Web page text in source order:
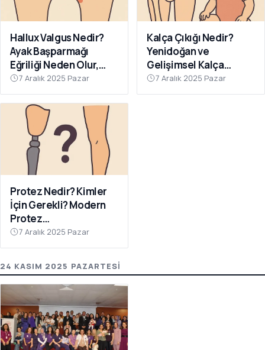
Hallux Valgus Nedir?
Ayak Başparmağı
Eğriliği Neden Olur,
Nasıl Önlenir?
7 Aralık 2025 Pazar
Kalça Çıkığı Nedir?
Yenidoğan ve
Gelişimsel Kalça
Çıkığında Erken Tanının
Önemi
7 Aralık 2025 Pazar
Protez Nedir? Kimler
İçin Gerekli? Modern
Protez
Teknolojilerinde Son
Gelişmeler
7 Aralık 2025 Pazar
24 KASIM 2025 PAZARTESI